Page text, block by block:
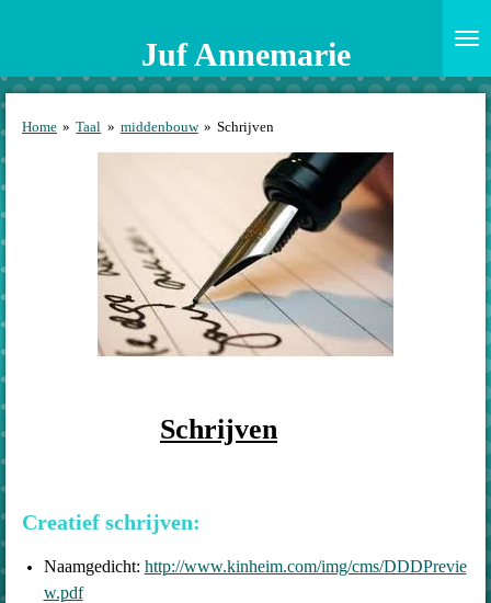
de
Juf Annemarie
Home » Taal » middenbouw » Schrijven
Schrijven
Creatief schrijven:
Naamgedicht: http://www.kinheim.com/img/cms/DDDPrevie
w.pdf